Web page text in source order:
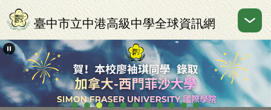
跳
到
主
要
區
臺中市立中港高級中學全球資訊網